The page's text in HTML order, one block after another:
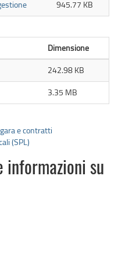
945.77 KB
Dimensione
242.98 KB
3.35 MB
e contratti
(SPL)
informazioni su